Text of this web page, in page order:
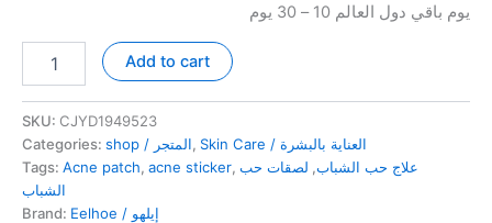
يوم باقي دول العالم 10 – 30 يوم
Hydrocolloid
Patch
لاصقات
حب
الشباب
من
Add to cart
SKU: CJYD1949523
Categories:
shop / المتجر,
Skin Care / العناية بالبشرة
Tags: Acne patch, acne sticker, علاج حب الشباب, لصقات حب
الشباب
Brand:
Eelhoe / إيلهو